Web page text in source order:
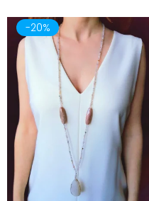
-20%